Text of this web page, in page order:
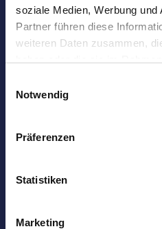
soziale Medien, Werbung
Partner führen diese
weiteren Daten zusammen,
Notwendig
Präferenzen
Statistiken
Marketing